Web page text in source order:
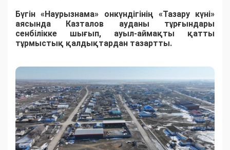
Бүгін «Наурызнама» онкүндігінің «Тазару күні»
аясында Казталов ауданы тұрғындары
сенбілікке шығып, ауыл-аймақты қатты
тұрмыстық қалдықтардан тазартты.